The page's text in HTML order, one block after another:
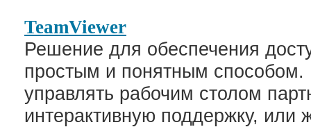
TeamViewer
Решение для обеспечения
простым и понятным
управлять рабочим столом
интерактивную поддержку, или